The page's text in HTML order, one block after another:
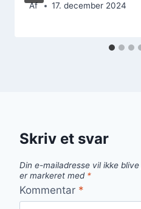
Af 17. december 2024
Skriv et svar
Din e-mailadresse vil ikke
er markeret med *
Kommentar *